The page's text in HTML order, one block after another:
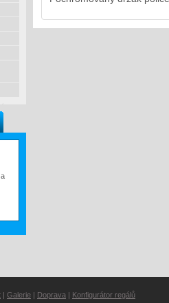
| Galerie | Doprava | Konfigurátor regálů